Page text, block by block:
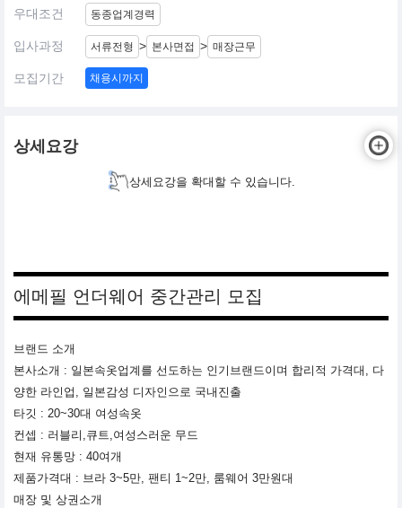
우대조건 동종업계경력
입사과정 서류전형 > 본사면접 > 매장근무
모집기간 채용시까지
상세요강
상세요강을 확대할 수 있습니다.
에메필 언더웨어 중간관리 모집
브랜드 소개
본사소개 : 일본속옷업계를 선도하는 인기브랜드이며 합리적 가격대, 다
양한 라인업, 일본감성 디자인으로 국내진출
타깃 : 20~30대 여성속옷
컨셉 : 러블리,큐트,여성스러운 무드
현재 유통망 : 40여개
제품가격대 : 브라 3~5만, 팬티 1~2만, 룸웨어 3만원대
매장 및 상권소개